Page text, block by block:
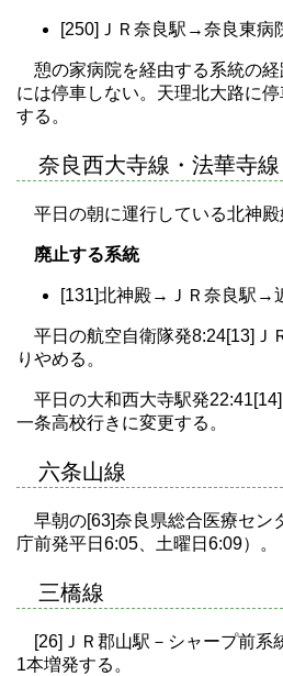
[250]ＪＲ奈良駅→奈良東病
憩の家病院を経由する系統の
には停車しない。天理北大路に
する。
奈良西大寺線・法華寺線
平日の朝に運行している北神殿
廃止する系統
[131]北神殿→ＪＲ奈良駅→
平日の航空自衛隊発8:24[13]Ｊ
りやめる。
平日の大和西大寺駅発
一条高校行きに変更する。
六条山線
早朝の[63]奈良県総合医療セン
庁前発平日6:05、土曜日6:09）。
三橋線
[26]ＪＲ郡山駅－シャープ前系
1本増発する。